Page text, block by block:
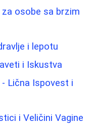
osobe sa brzim
i lepotu
i Iskustva
Lična Ispovest i
i Veličini Vagine